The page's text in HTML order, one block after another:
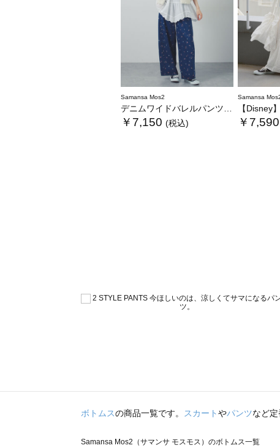
Samansa Mos2
デニムワイドバレルパンツ〈WEB限定SS・XLサイズ〉
￥7,150 (税込)
Samansa
【Disney】ミ
￥7,590
ボトムスの商品一覧です。 スカートやパンツなど
Samansa Mos2（サマンサ モスモス）のボトムス一覧